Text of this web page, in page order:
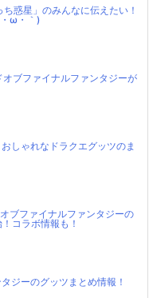
惑星」のみんなに伝えたい！
ω・｀)
オブファイナルファンタジーが
しゃれなドラクエグッツのま
ブファイナルファンタジーの
コラボ情報も！
ジーのグッツまとめ情報！